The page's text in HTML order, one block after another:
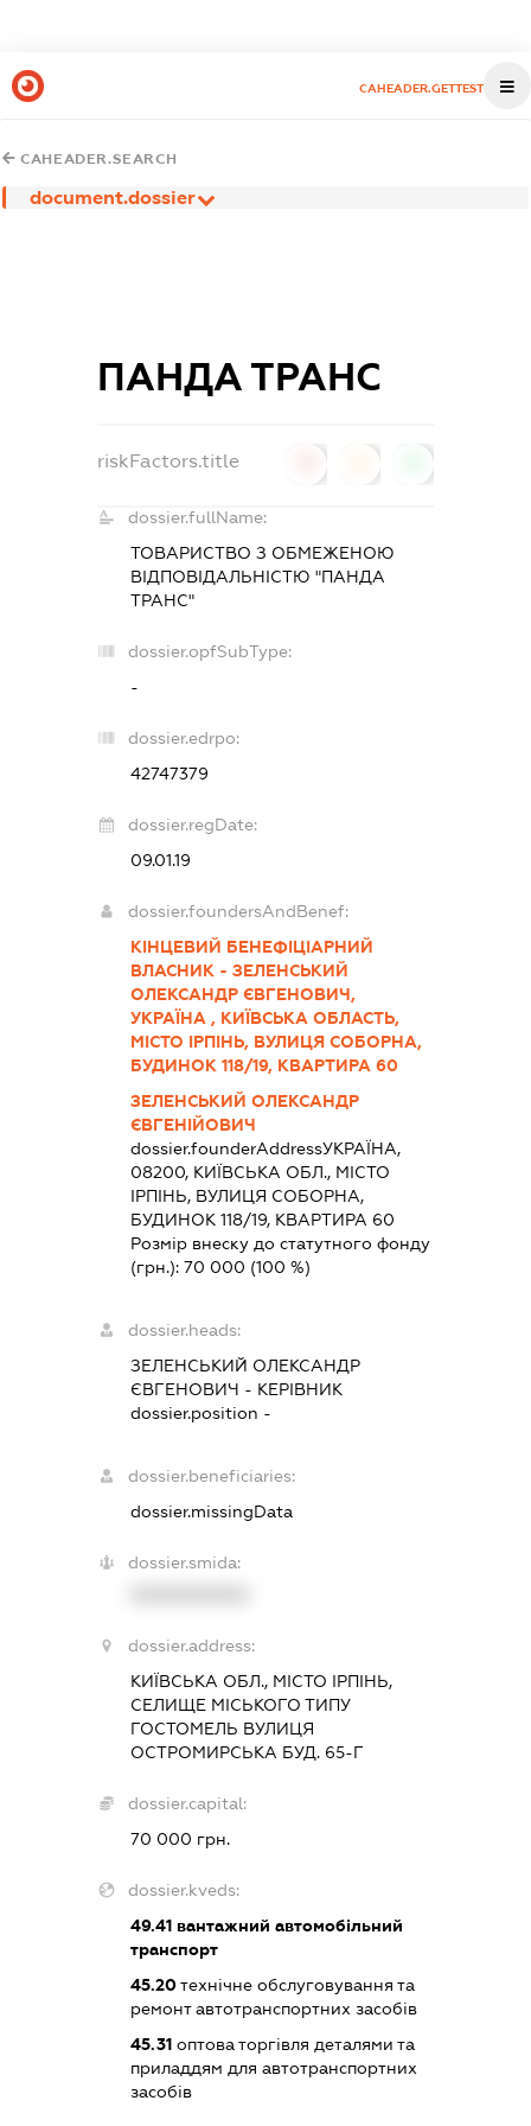
CAHEADER.GETTEST
CAHEADER.SEARCH
document.dossier
ПАНДА ТРАНС
riskFactors.title
dossier.fullName:
ТОВАРИСТВО З ОБМЕЖЕНОЮ
ВІДПОВІДАЛЬНІСТЮ "ПАНДА
ТРАНС"
dossier.opfSubType:
-
dossier.edrpo:
42747379
dossier.regDate:
09.01.19
dossier.foundersAndBenef:
КІНЦЕВИЙ БЕНЕФІЦІАРНИЙ
ВЛАСНИК - ЗЕЛЕНСЬКИЙ
ОЛЕКСАНДР ЄВГЕНОВИЧ,
УКРАЇНА , КИЇВСЬКА ОБЛАСТЬ,
МІСТО ІРПІНЬ, ВУЛИЦЯ СОБОРНА,
БУДИНОК 118/19, КВАРТИРА 60
ЗЕЛЕНСЬКИЙ ОЛЕКСАНДР
ЄВГЕНІЙОВИЧ
dossier.founderAddressУКРАЇНА,
08200, КИЇВСЬКА ОБЛ., МІСТО
ІРПІНЬ, ВУЛИЦЯ СОБОРНА,
БУДИНОК 118/19, КВАРТИРА 60
Розмір внеску до статутного фонду
(грн.):70 000 (100 %)
dossier.heads:
ЗЕЛЕНСЬКИЙ ОЛЕКСАНДР
ЄВГЕНОВИЧ - КЕРІВНИК
dossier.position -
dossier.beneficiaries:
dossier.missingData
dossier.smida:
dossier.address:
КИЇВСЬКА ОБЛ., МІСТО ІРПІНЬ,
СЕЛИЩЕ МІСЬКОГО ТИПУ
ГОСТОМЕЛЬ ВУЛИЦЯ
ОСТРОМИРСЬКА БУД. 65-Г
dossier.capital:
70 000 грн.
dossier.kveds:
49.41 вантажний автомобільний
транспорт
45.20технічне обслуговування та
ремонт автотранспортних засобів
45.31 оптова торгівля деталями та
приладдям для автотранспортних
засобів